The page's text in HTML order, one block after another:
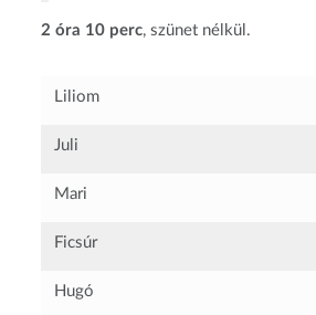
2 óra 10 perc, szünet nélkül.
Liliom
Juli
Mari
Ficsúr
Hugó